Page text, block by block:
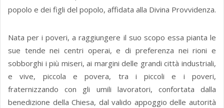
popolo e dei figli del popolo, affidata alla Divina Provvidenza.
Nata per i poveri, a raggiungere il suo scopo essa pianta le
sue tende nei centri operai, e di preferenza nei rioni e
sobborghi i più miseri, ai margini delle grandi città industriali,
e vive, piccola e povera, tra i piccoli e i poveri,
fraternizzando con gli umili lavoratori, confortata dalla
benedizione della Chiesa, dal valido appoggio delle autorità